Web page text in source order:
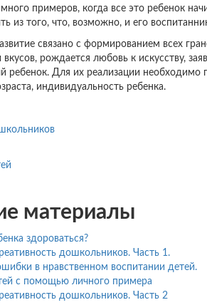
много примеров, когда все это ребенок
из того, что, возможно, и его
связано с формированием всех
вкусов, рождается любовь к искусству,
ребенок. Для их реализации необходимо
индивидуальность ребенка.
материалы
здороваться?
дошкольников. Часть 1.
в нравственном воспитании детей.
с помощью личного примера
дошкольников. Часть 2